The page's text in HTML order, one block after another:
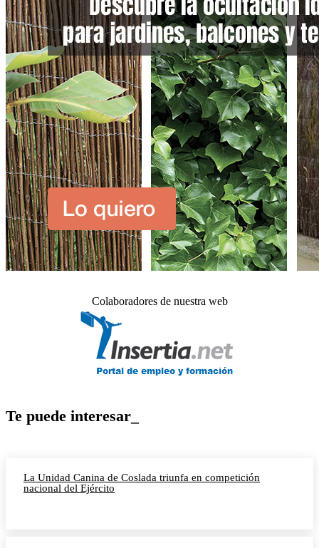
Colaboradores de nuestra web
Te puede interesar_
La Unidad Canina de Coslada triunfa en competición
nacional del Ejército